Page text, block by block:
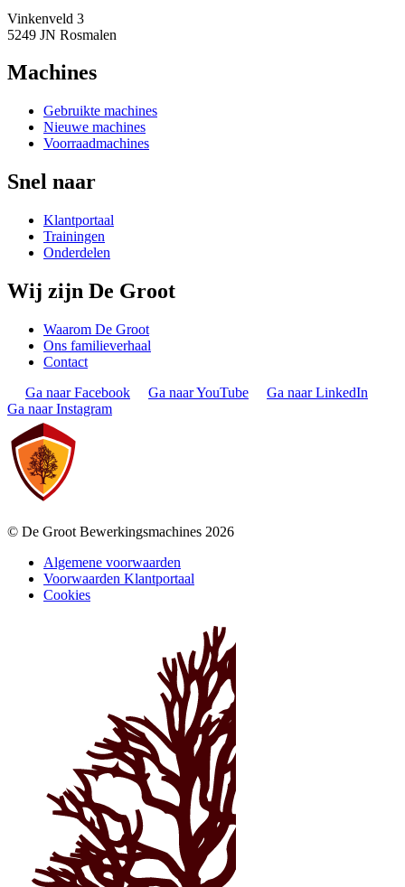
Vinkenveld 3
5249 JN Rosmalen
Machines
Gebruikte machines
Nieuwe machines
Voorraadmachines
Snel naar
Klantportaal
Trainingen
Onderdelen
Wij zijn De Groot
Waarom De Groot
Ons familieverhaal
Contact
Ga naar Facebook
Ga naar YouTube
Ga naar LinkedIn
Ga naar Instagram
© De Groot Bewerkingsmachines 2026
Algemene voorwaarden
Voorwaarden Klantportaal
Cookies